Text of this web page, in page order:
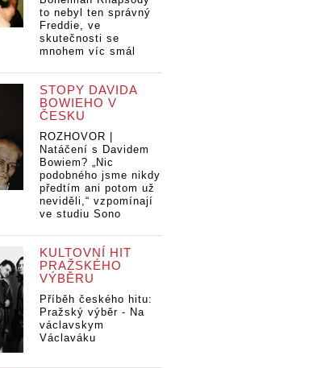
to nebyl ten správný
Freddie, ve
skutečnosti se
mnohem víc smál
STOPY DAVIDA
BOWIEHO V
ČESKU
ROZHOVOR |
Natáčení s Davidem
Bowiem? „Nic
podobného jsme nikdy
předtím ani potom už
neviděli,“ vzpomínají
ve studiu Sono
KULTOVNÍ HIT
PRAŽSKÉHO
VÝBĚRU
Příběh českého hitu:
Pražský výběr - Na
václavskym
Václaváku